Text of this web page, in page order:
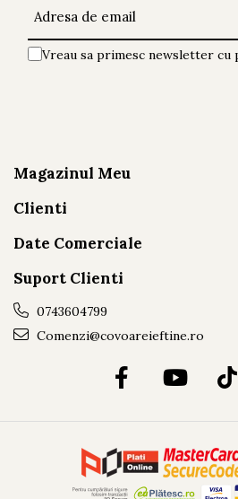
Vreau sa primesc newsletter
Magazinul Meu
Clienti
Date Comerciale
Suport Clienti
0743604799
Comenzi@covoareieftine.ro